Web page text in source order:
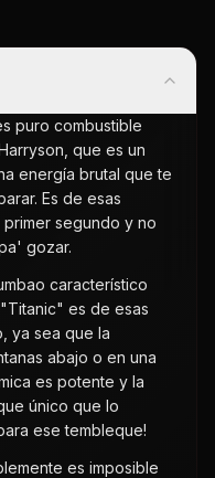
puro combustible
que es un
energía brutal que te
Es de esas
segundo y no
gozar.
característico
es de esas
ya sea que la
abajo o en una
es potente y la
único que lo
ese tembleque!
es imposible